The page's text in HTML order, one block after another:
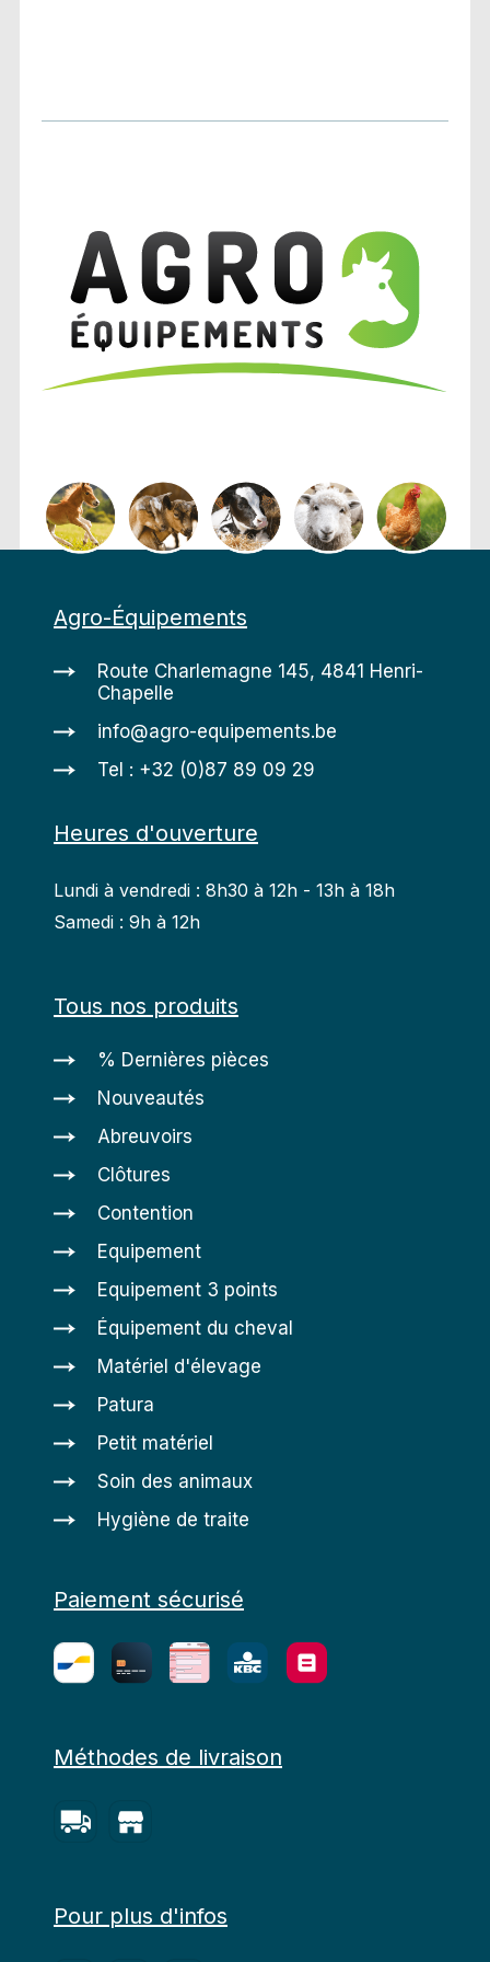
Agro-Équipements
Route Charlemagne 145, 4841 Henri-
Chapelle
info@agro-equipements.be
Tel : +32 (0)87 89 09 29
Heures d'ouverture
Lundi à vendredi : 8h30 à 12h - 13h à 18h
Samedi : 9h à 12h
Tous nos produits
% Dernières pièces
Nouveautés
Abreuvoirs
Clôtures
Contention
Equipement
Equipement 3 points
Équipement du cheval
Matériel d'élevage
Patura
Petit matériel
Soin des animaux
Hygiène de traite
Paiement sécurisé
Méthodes de livraison
Pour plus d'infos